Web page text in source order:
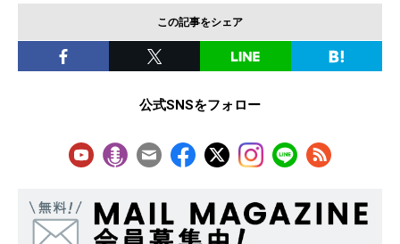
この記事をシェア
公式SNSをフォロー